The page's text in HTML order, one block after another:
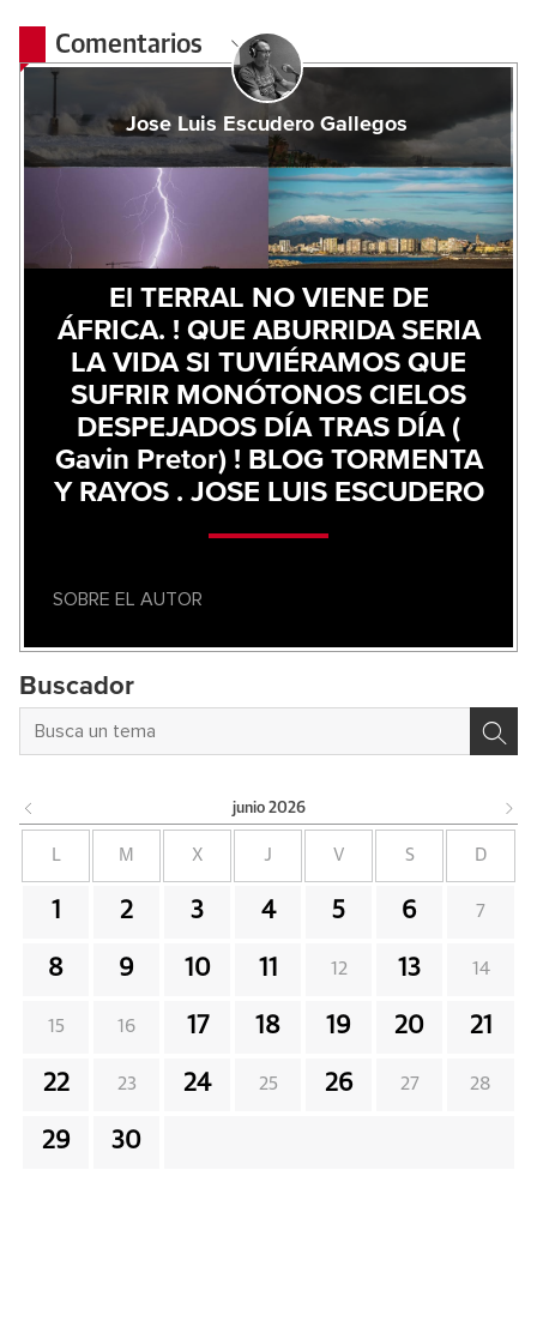
Comentarios
Jose Luis Escudero Gallegos
El TERRAL NO VIENE DE
ÁFRICA. ! QUE ABURRIDA SERIA
LA VIDA SI TUVIÉRAMOS QUE
SUFRIR MONÓTONOS CIELOS
DESPEJADOS DÍA TRAS DÍA (
Gavin Pretor) ! BLOG TORMENTA
Y RAYOS . JOSE LUIS ESCUDERO
SOBRE EL AUTOR
Buscador
junio 2026
L M X J V S D
1 2 3 4 5 6 7
8 9 10 11 12 13 14
15 16 17 18 19 20 21
22 23 24 25 26 27 28
29 30